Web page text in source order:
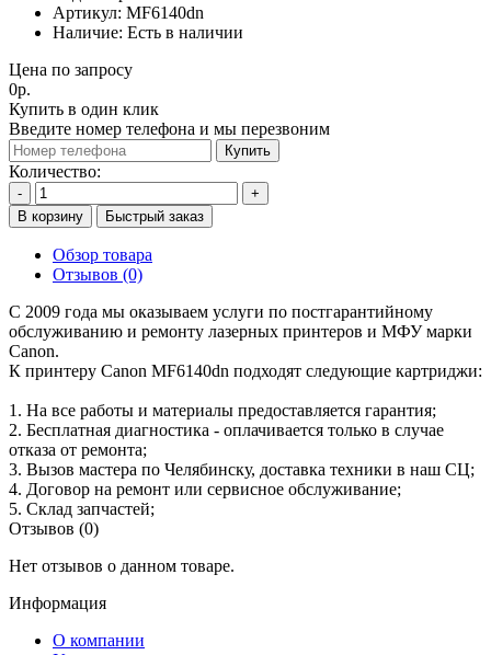
Артикул: MF6140dn
Наличие: Есть в наличии
Цена по запросу
0р.
Купить в один клик
Введите номер телефона и мы перезвоним
Купить
Количество:
-
+
В корзину
Быстрый заказ
Обзор товара
Отзывов (0)
С 2009 года мы оказываем услуги по постгарантийному
обслуживанию и ремонту лазерных принтеров и МФУ марки
Canon.
К принтеру Canon MF6140dn подходят следующие картриджи:
1. На все работы и материалы предоставляется гарантия;
2. Бесплатная диагностика - оплачивается только в случае
отказа от ремонта;
3. Вызов мастера по Челябинску, доставка техники в наш СЦ;
4. Договор на ремонт или сервисное обслуживание;
5. Склад запчастей;
Отзывов (0)
Нет отзывов о данном товаре.
Информация
О компании